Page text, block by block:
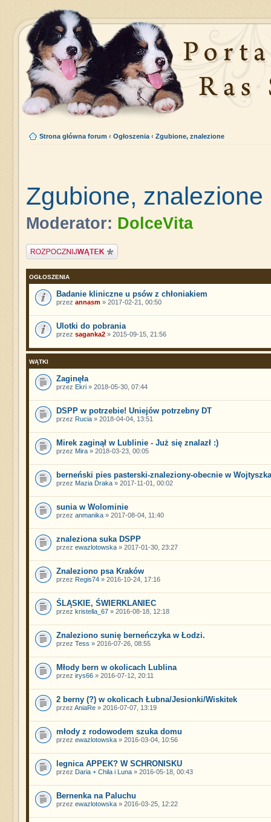
Strona główna forum ‹ Ogłoszenia ‹ Zgubione, znalezione
Zgubione, znalezione
Moderator: DolceVita
Napisz wątek
OGŁOSZENIA
Badanie kliniczne u psów z chłoniakiem
przez annasm» 2017-02-21, 00:50
Ulotki do pobrania
przez saganka2» 2015-09-15, 21:56
WĄTKI
Zaginęła
przez Ekri» 2018-05-30, 07:44
DSPP w potrzebie! Uniejów potrzebny DT
przez Rucia» 2018-04-04, 13:51
Mirek zaginął w Lublinie - Już się znalazł :)
przez Mira» 2018-03-23, 00:05
berneński pies pasterski-znaleziony-obecnie w
przez Mazia Draka» 2017-11-01, 00:02
sunia w Wolominie
przez anmanika» 2017-08-04, 11:40
znaleziona suka DSPP
przez ewazlotowska» 2017-01-30, 23:27
Znaleziono psa Kraków
przez Regis74» 2016-10-24, 17:16
ŚLĄSKIE, ŚWIERKLANIEC
przez kristella_67» 2016-08-18, 12:18
Znaleziono sunię berneńczyka w Łodzi.
przez Tess » 2016-07-26, 08:55
Młody bern w okolicach Lublina
przez irys66» 2016-07-12, 20:11
2 berny (?) w okolicach Łubna/Jesionki/Wiskitek
przez AniaRe» 2016-07-07, 13:19
młody z rodowodem szuka domu
przez ewazlotowska» 2016-03-04, 10:56
legnica APPEK? W SCHRONISKU
przez Daria + Chila i Luna» 2016-05-18, 00:43
Bernenka na Paluchu
przez ewazlotowska» 2016-03-25, 12:22